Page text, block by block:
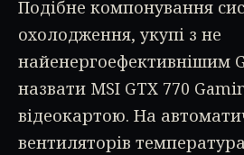
Подібне компонування
охолодження, укупі з не
найенергоефективнішим
назвати MSI GTX 770
відеокартою. На
вентиляторів